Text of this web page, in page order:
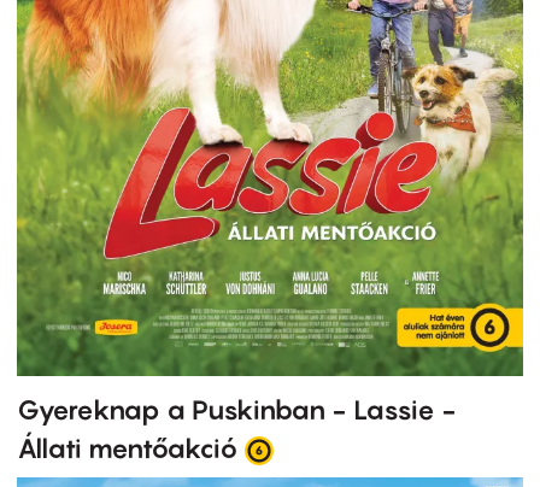
Gyereknap a Puskinban - Lassie -
Állati mentőakció